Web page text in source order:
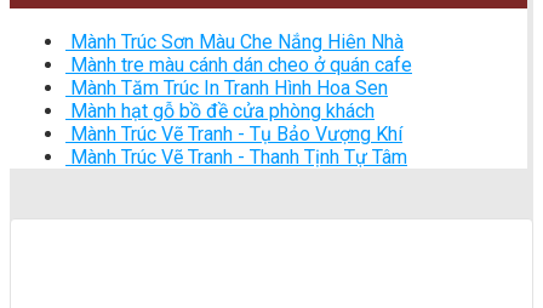
Mành Trúc Sơn Màu Che Nắng Hiên Nhà
Mành tre màu cánh dán cheo ở quán cafe
Mành Tăm Trúc In Tranh Hình Hoa Sen
Mành hạt gỗ bồ đề cửa phòng khách
Mành Trúc Vẽ Tranh - Tụ Bảo Vượng Khí
Mành Trúc Vẽ Tranh - Thanh Tịnh Tự Tâm